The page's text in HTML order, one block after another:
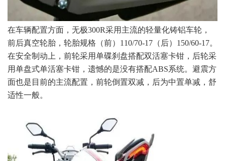
在车辆配置方面，无极300R采用主流的轻量化铸铝车轮，
前后真空轮胎，轮胎规格（前）110/70-17（后）150/60-17。
在安全制动上，前轮采用单碟刹盘搭配双活塞卡钳，后轮采
用单盘式单活塞卡钳，遗憾的是没有搭配ABS系统。避震方
面也是目前的主流配置，前轮倒置双减，后为中置单减，舒
适性一般。